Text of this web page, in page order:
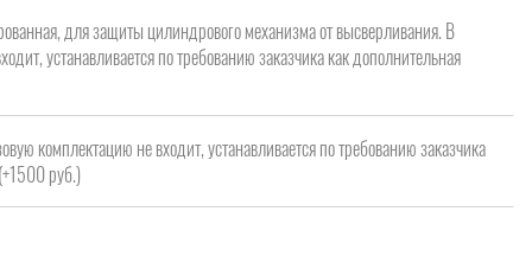
для защиты цилиндрового механизма от высверливания. В
устанавливается по требованию заказчика как дополнительная
комплектацию не входит, устанавливается по требованию заказчика
руб.)